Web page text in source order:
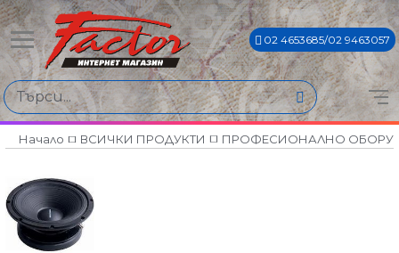
02 4653685/02 9463057
Начало ВСИЧКИ ПРОДУКТИ ПРОФЕСИОНАЛНО